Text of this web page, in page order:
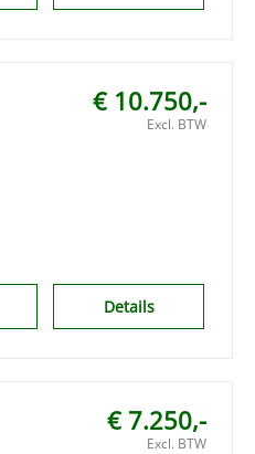
€ 10.750,-
Excl. BTW
Details
€ 7.250,-
Excl. BTW